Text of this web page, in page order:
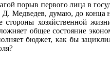
порыв первого лица в
Д. Медведев, думаю, до конца
стороны хозяйственной
общее состояние
бюджет, как бы